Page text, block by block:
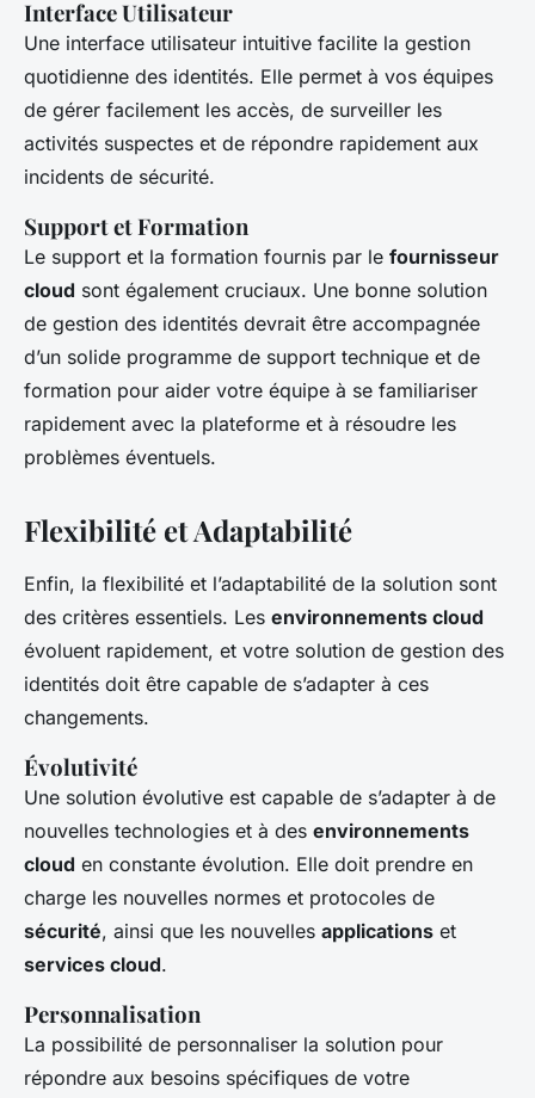
Interface Utilisateur
Une interface utilisateur intuitive facilite la gestion
quotidienne des identités. Elle permet à vos équipes
de gérer facilement les accès, de surveiller les
activités suspectes et de répondre rapidement aux
incidents de sécurité.
Support et Formation
Le support et la formation fournis par le fournisseur
cloud sont également cruciaux. Une bonne solution
de gestion des identités devrait être accompagnée
d’un solide programme de support technique et de
formation pour aider votre équipe à se familiariser
rapidement avec la plateforme et à résoudre les
problèmes éventuels.
Flexibilité et Adaptabilité
Enfin, la flexibilité et l’adaptabilité de la solution sont
des critères essentiels. Les environnements cloud
évoluent rapidement, et votre solution de gestion des
identités doit être capable de s’adapter à ces
changements.
Évolutivité
Une solution évolutive est capable de s’adapter à de
nouvelles technologies et à des environnements
cloud en constante évolution. Elle doit prendre en
charge les nouvelles normes et protocoles de
sécurité, ainsi que les nouvelles applications et
services cloud.
Personnalisation
La possibilité de personnaliser la solution pour
répondre aux besoins spécifiques de votre